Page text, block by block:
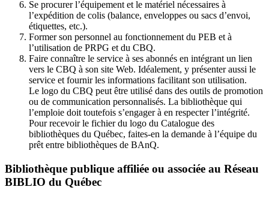
Se procurer l’équipement et le matériel nécessaires à
l’expédition de colis (balance, enveloppes ou sacs d’envoi,
étiquettes, etc.).
Former son personnel au fonctionnement du PEB et à
l’utilisation de PRPG et du CBQ.
Faire connaître le service à ses abonnés en intégrant un lien
vers le CBQ à son site Web. Idéalement, y présenter aussi le
service et fournir les informations facilitant son utilisation.
Le logo du CBQ peut être utilisé dans des outils de promotion
ou de communication personnalisés. La bibliothèque qui
l’emploie doit toutefois s’engager à en respecter l’intégrité.
Pour recevoir le fichier du logo du Catalogue des
bibliothèques du Québec, faites-en la demande à l’équipe du
prêt entre bibliothèques de BAnQ.
Bibliothèque publique affiliée ou associée au Réseau
BIBLIO du Québec